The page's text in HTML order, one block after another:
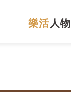
樂活 人物